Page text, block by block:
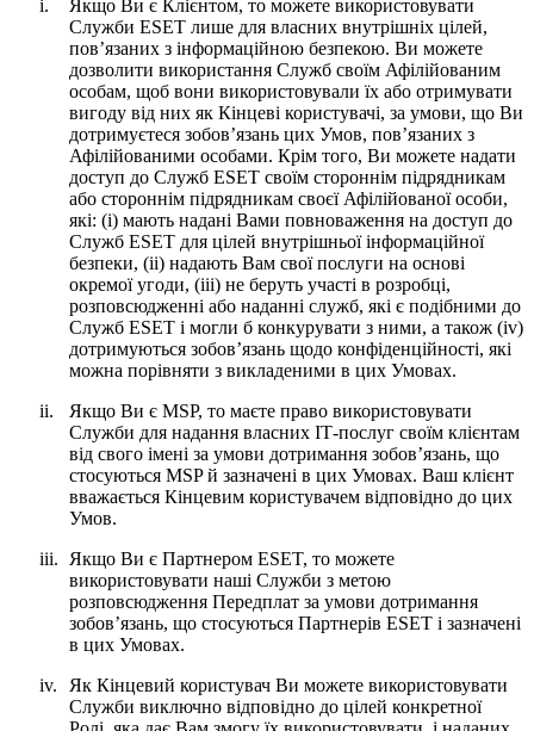
i.
Якщо Ви є Клієнтом, то можете використовувати
Служби ESET лише для власних внутрішніх цілей,
пов’язаних з інформаційною безпекою. Ви можете
дозволити використання Служб своїм Афілійованим
особам, щоб вони використовували їх або отримувати
вигоду від них як Кінцеві користувачі, за умови, що Ви
дотримуєтеся зобов’язань цих Умов, пов’язаних з
Афілійованими особами. Крім того, Ви можете надати
доступ до Служб ESET своїм стороннім підрядникам
або стороннім підрядникам своєї Афілійованої особи,
які: (i) мають надані Вами повноваження на доступ до
Служб ESET для цілей внутрішньої інформаційної
безпеки, (ii) надають Вам свої послуги на основі
окремої угоди, (iii) не беруть участі в розробці,
розповсюдженні або наданні служб, які є подібними до
Служб ESET і могли б конкурувати з ними, а також (iv)
дотримуються зобов’язань щодо конфіденційності, які
можна порівняти з викладеними в цих Умовах.
ii.
Якщо Ви є MSP, то маєте право використовувати
Служби для надання власних ІТ-послуг своїм клієнтам
від свого імені за умови дотримання зобов’язань, що
стосуються MSP й зазначені в цих Умовах. Ваш клієнт
вважається Кінцевим користувачем відповідно до цих
Умов.
iii. Якщо Ви є Партнером ESET, то можете
використовувати наші Служби з метою
розповсюдження Передплат за умови дотримання
зобов’язань, що стосуються Партнерів ESET і зазначені
в цих Умовах.
iv.
Як Кінцевий користувач Ви можете використовувати
Служби виключно відповідно до цілей конкретної